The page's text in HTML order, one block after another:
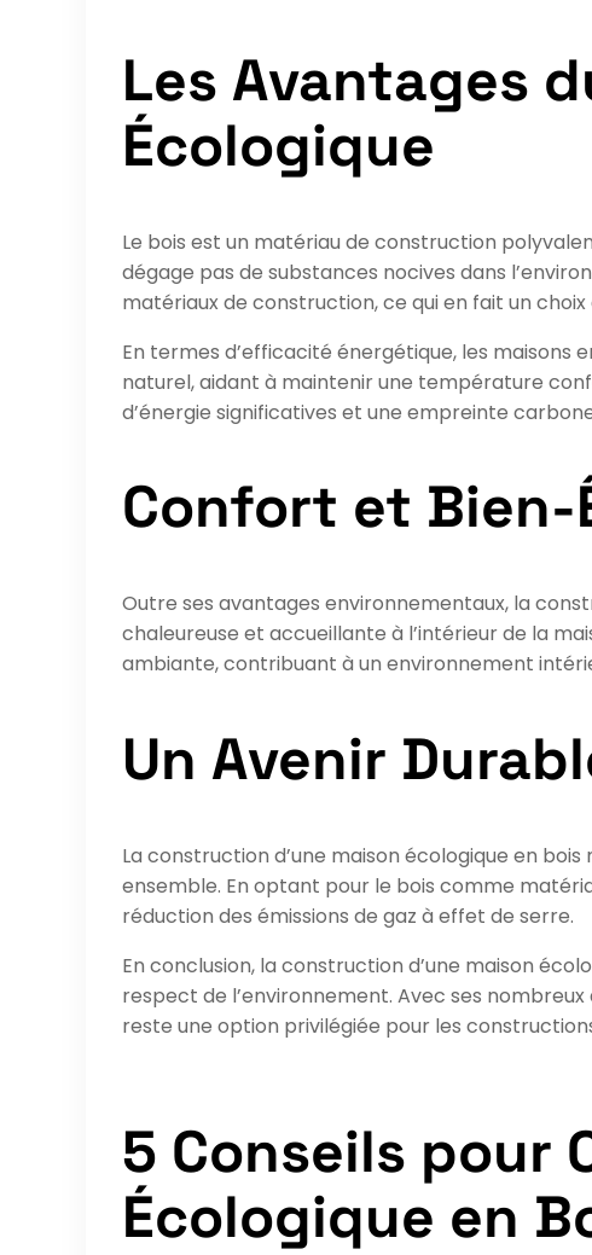
Les Avantages
Écologique
Le bois est un matériau de construction
dégage pas de substances nocives dans
matériaux de construction, ce qui en fait un choix
En termes d’efficacité énergétique, les maisons
naturel, aidant à maintenir une température
d’énergie significatives et une empreinte
Confort et Bien-
Outre ses avantages environnementaux, la
chaleureuse et accueillante à l’intérieur de la
ambiante, contribuant à un environnement
Un Avenir
La construction d’une maison écologique en
ensemble. En optant pour le bois comme
réduction des émissions de gaz à effet de serre.
En conclusion, la construction d’une maison
respect de l’environnement. Avec ses
reste une option privilégiée pour les
5 Conseils pour
Écologique en